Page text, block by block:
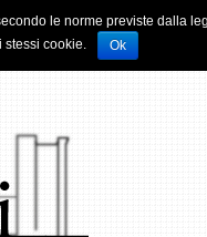
le norme previste dalla
stessi cookie.
Ok